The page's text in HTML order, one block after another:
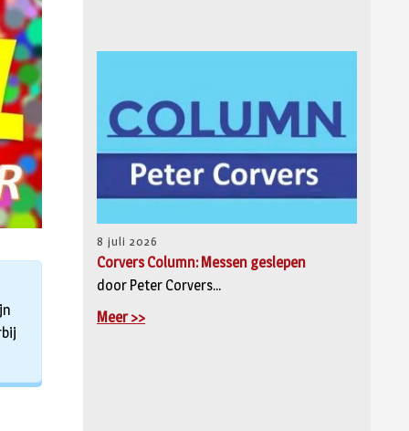
8 juli 2026
Corvers Column: Messen geslepen
door Peter Corvers...
Meer >>